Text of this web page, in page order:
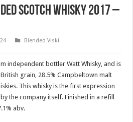
Scotch Whisky 2017 –
Blended Viski
independent bottler Watt Whisky, and is
grain, 28.5% Campbeltown malt
This whisky is the first expression
the company itself. Finished in a refill
abv.